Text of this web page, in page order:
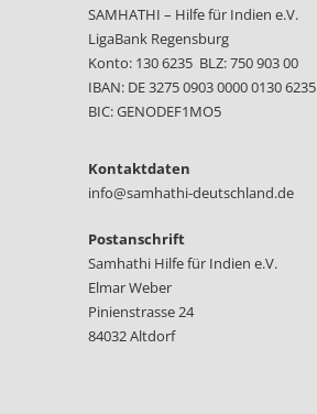
SAMHATHI – Hilfe für Indien e.V.
LigaBank Regensburg
Konto: 130 6235 BLZ: 750 903 00
IBAN: DE 3275 0903 0000 0130 6235
BIC: GENODEF1MO5
Kontaktdaten
info@samhathi-deutschland.de
Postanschrift
Samhathi Hilfe für Indien e.V.
Elmar Weber
Pinienstrasse 24
84032 Altdorf